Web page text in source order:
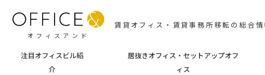
オフィスアンド
賃貸オフィス・賃貸事務所移転の総合情
注目オフィスビル紹
介
居抜きオフィス・セットアップオフ
ィス